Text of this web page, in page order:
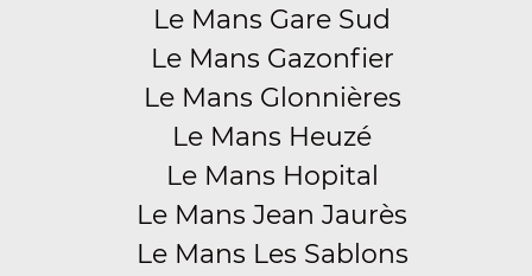
Le Mans Gare Sud
Le Mans Gazonfier
Le Mans Glonnières
Le Mans Heuzé
Le Mans Hopital
Le Mans Jean Jaurès
Le Mans Les Sablons